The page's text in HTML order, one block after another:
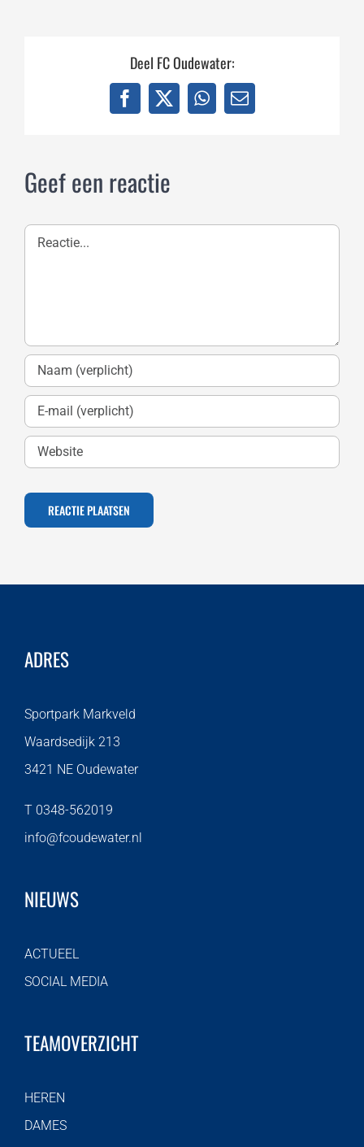
Deel FC Oudewater:
Facebook
X WhatsApp
E-
Geef een reactie
Reactie
ADRES
Sportpark Markveld
Waardsedijk 213
3421 NE Oudewater
T 0348-562019
info@fcoudewater.nl
NIEUWS
ACTUEEL
SOCIAL MEDIA
TEAMOVERZICHT
HEREN
DAMES